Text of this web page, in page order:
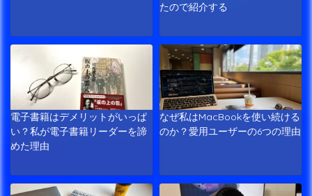
たので紹介する
電子書籍はデメリットがいっぱ
い？私が電子書籍リーダーを諦
めた理由
なぜ私はMacBookを使い続ける
のか？愛用ユーザーの6つの理由